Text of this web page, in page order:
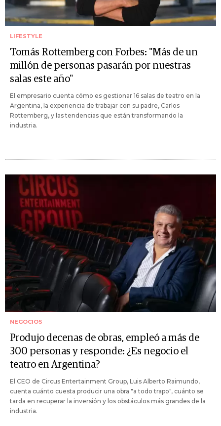
LIFESTYLE
Tomás Rottemberg con Forbes: "Más de un
millón de personas pasarán por nuestras
salas este año"
El empresario cuenta cómo es gestionar 16 salas de teatro en la
Argentina, la experiencia de trabajar con su padre, Carlos
Rottemberg, y las tendencias que están transformando la
industria.
NEGOCIOS
Produjo decenas de obras, empleó a más de
300 personas y responde: ¿Es negocio el
teatro en Argentina?
El CEO de Circus Entertainment Group, Luis Alberto Raimundo,
cuenta cuánto cuesta producir una obra "a todo trapo", cuánto se
tarda en recuperar la inversión y los obstáculos más grandes de la
industria.